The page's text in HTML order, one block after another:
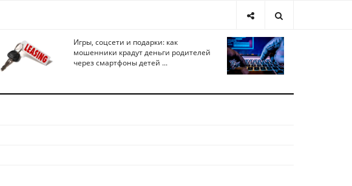
Игры, соцсети и подарки: как
мошенники крадут деньги родителей
через смартфоны детей ...